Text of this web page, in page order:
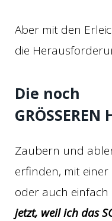
Aber mit den
die
Die noch
Zaubern und
erfinden, mit
oder auch einfach
jetzt, weil ich das